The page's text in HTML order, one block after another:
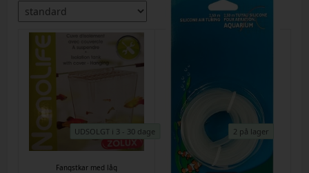
UDSOLGT i 3 - 30 dage
Fangstkar med låg
2 på lager
Luftslange 4x6mm silikone - 2,5 m